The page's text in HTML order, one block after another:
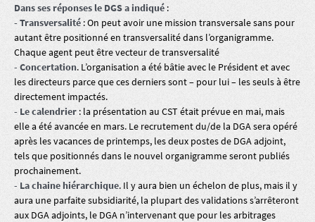
Dans ses réponses le DGS a indiqué :
- Transversalité : On peut avoir une mission transversale sans pour
autant être positionné en transversalité dans l’organigramme.
Chaque agent peut être vecteur de transversalité
- Concertation. L’organisation a été bâtie avec le Président et avec
les directeurs parce que ces derniers sont – pour lui – les seuls à être
directement impactés.
- Le calendrier : la présentation au CST était prévue en mai, mais
elle a été avancée en mars. Le recrutement du/de la DGA sera opéré
après les vacances de printemps, les deux postes de DGA adjoint,
tels que positionnés dans le nouvel organigramme seront publiés
prochainement.
- La chaine hiérarchique. Il y aura bien un échelon de plus, mais il y
aura une parfaite subsidiarité, la plupart des validations s’arrêteront
aux DGA adjoints, le DGA n’intervenant que pour les arbitrages